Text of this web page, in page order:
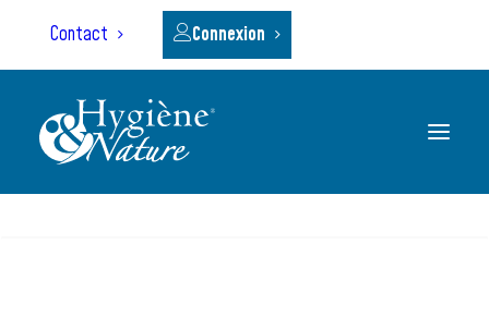
Contact Connexion
Panneau de gestion des cookies